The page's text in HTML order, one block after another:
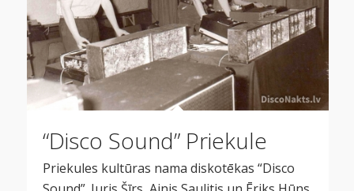
“Disco Sound” Priekule
Priekules kultūras nama diskotēkas “Disco